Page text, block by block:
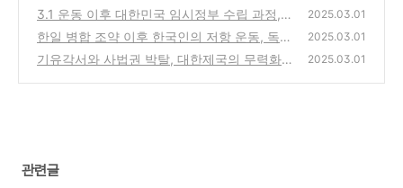
민지로 향하는 길
(0)
3.1 운동 이후 대한민국 임시정부 수립 과정,
독립의 희망을 향한 발걸음
(0)
2025.03.01
한일 병합 조약 이후 한국인의 저항 운동, 독립
을 향한 끊임없는 투쟁
(0)
2025.03.01
기유각서와 사법권 박탈, 대한제국의 무력화
2025.03.01
관련글